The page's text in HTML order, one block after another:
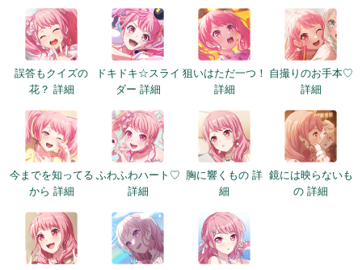
誤答もクイズの
花？ 詳細
ドキドキ☆スライ
ダー 詳細
狙いはただ一つ！
詳細
自撮りのお手本♡
詳細
今までを知ってる
から 詳細
ふわふわハート♡
詳細
胸に響くもの 詳
細
鏡には映らないも
の 詳細